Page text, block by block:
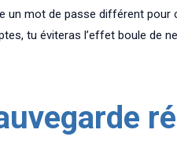
un mot de passe différent pour
tu éviteras l’effet boule de